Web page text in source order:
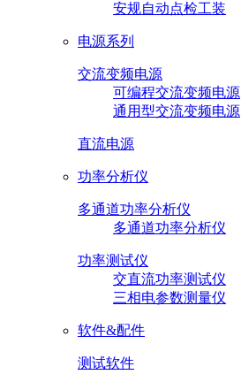
安规自动点检工装
电源系列
交流变频电源
可编程交流变频电源
通用型交流变频电源
直流电源
功率分析仪
多通道功率分析仪
多通道功率分析仪
功率测试仪
交直流功率测试仪
三相电参数测量仪
软件&配件
测试软件